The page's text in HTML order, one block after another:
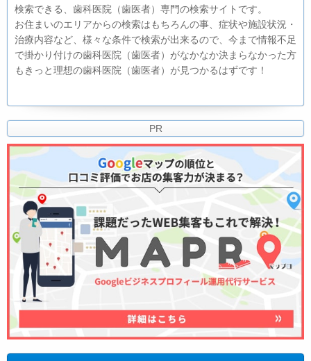
検索できる、歯科医院（歯医者）専門の検索サイトです。
お住まいのエリアからの検索はもちろんの事、症状や施設状況・
治療内容など、様々な条件で検索が出来るので、今まで情報不足
で掛かり付けの歯科医院（歯医者）がなかなか決まらなかった方
もきっと理想の歯科医院（歯医者）が見つかるはずです！
PR